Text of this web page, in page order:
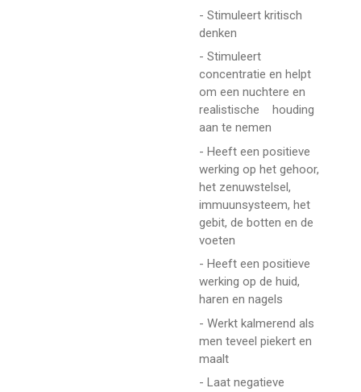
- Stimuleert kritisch
denken
- Stimuleert
concentratie en helpt
om een nuchtere en
realistische houding
aan te nemen
- Heeft een positieve
werking op het gehoor,
het zenuwstelsel,
immuunsysteem, het
gebit, de botten en de
voeten
- Heeft een positieve
werking op de huid,
haren en nagels
- Werkt kalmerend als
men teveel piekert en
maalt
- Laat negatieve